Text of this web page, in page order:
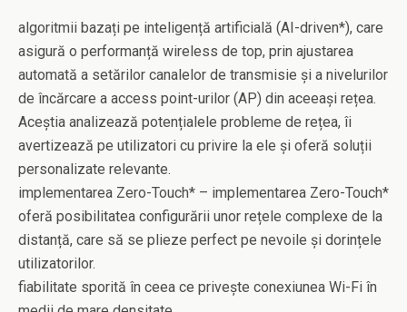
algoritmii bazați pe inteligență artificială (AI-driven*), care
asigură o performanță wireless de top, prin ajustarea
automată a setărilor canalelor de transmisie și a nivelurilor
de încărcare a access point-urilor (AP) din aceeași rețea.
Aceștia analizează potențialele probleme de rețea, îi
avertizează pe utilizatori cu privire la ele și oferă soluții
personalizate relevante.
implementarea Zero-Touch* – implementarea Zero-Touch*
oferă posibilitatea configurării unor rețele complexe de la
distanță, care să se plieze perfect pe nevoile și dorințele
utilizatorilor.
fiabilitate sporită în ceea ce privește conexiunea Wi-Fi în